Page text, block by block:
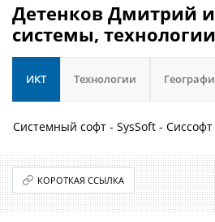
Детенков Дмитрий
системы,
ИКТ Технологии
Системный софт - SysSoft - Сиссофт
КОРОТКАЯ ССЫЛКА